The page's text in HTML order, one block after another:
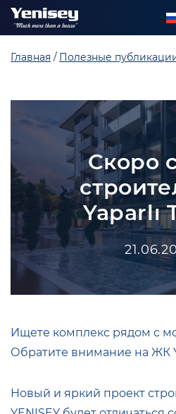
Главная Полезные
Скоро
Yaparlı
Ищете комплекс рядом с
Обратите внимание на ЖК
Новый и яркий проект